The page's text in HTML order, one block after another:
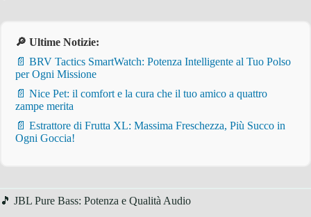
🔎 Ultime Notizie:
📄 BRV Tactics SmartWatch: Potenza Intelligente al Tuo Polso
per Ogni Missione
📄 Nice Pet: il comfort e la cura che il tuo amico a quattro
zampe merita
📄 Estrattore di Frutta XL: Massima Freschezza, Più Succo in
Ogni Goccia!
🎵 JBL Pure Bass: Potenza e Qualità Audio